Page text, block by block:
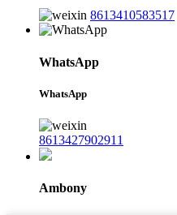
8613410583517
WhatsApp
WhatsApp
8613427902911
Ambony